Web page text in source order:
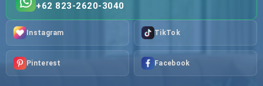
+62 823-2620-3040
Instagram TikTok
Pinterest Facebook